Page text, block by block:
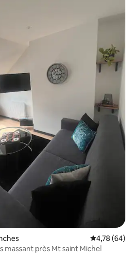
Évaluation
4,78 (64)
massant près Mt saint Michel